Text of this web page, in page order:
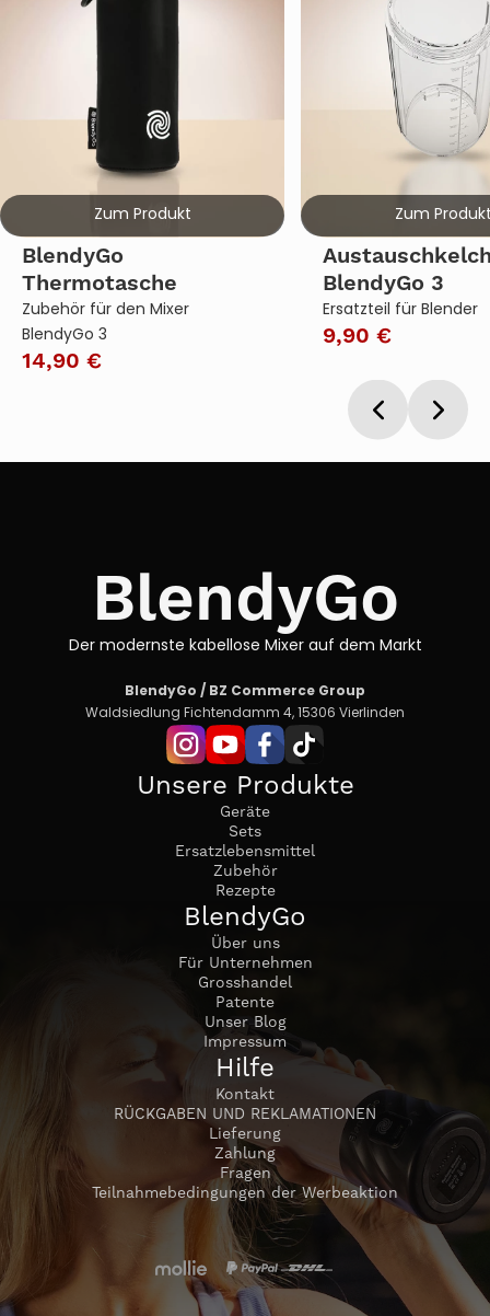
BlendyGo
Thermotasche
Zubehör für den Mixer
BlendyGo 3
14,90 €
BlendyGo 3
Ersatzteil für Blender
9,90 €
BlendyGo
Der modernste kabellose Mixer auf dem Markt
BlendyGo / BZ Commerce Group
Waldsiedlung Fichtendamm 4, 15306 Vierlinden
Unsere Produkte
Geräte
Sets
Ersatzlebensmittel
Zubehör
Rezepte
BlendyGo
Über uns
Für Unternehmen
Grosshandel
Patente
Unser Blog
Impressum
Hilfe
Kontakt
RÜCKGABEN UND REKLAMATIONEN
Lieferung
Zahlung
Fragen
Teilnahmebedingungen der Werbeaktion